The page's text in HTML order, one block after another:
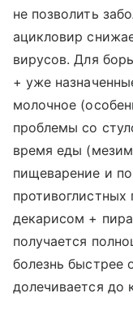
не позволить
ацикловир
вирусов. Для
+ уже
молочное
проблемы со
время еды
пищеварение и
декарисом +
получается
болезнь быстрее
долечивается до